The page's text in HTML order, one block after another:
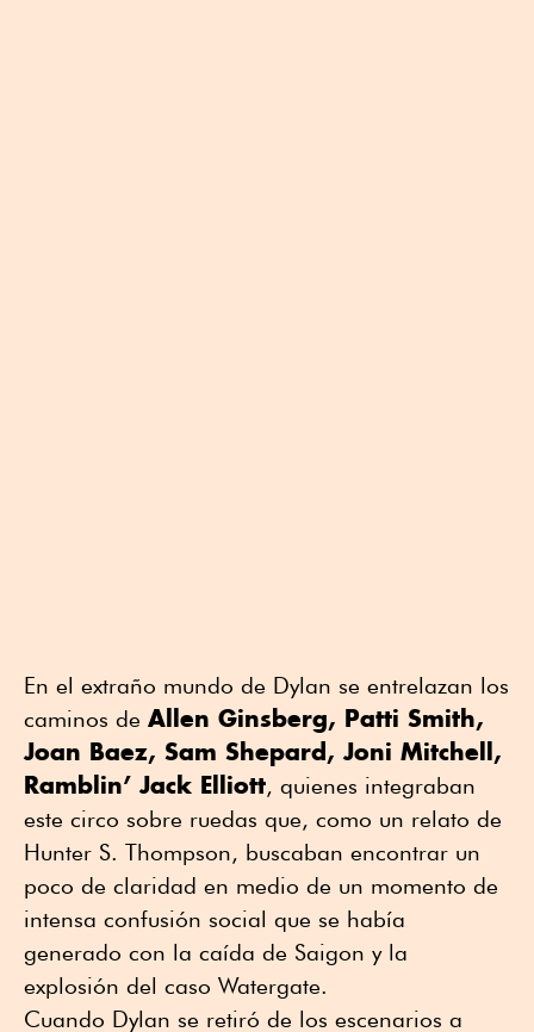
En el extraño mundo de Dylan se entrelazan los
caminos de Allen Ginsberg, Patti Smith,
Joan Baez, Sam Shepard, Joni Mitchell,
Ramblin’ Jack Elliott, quienes integraban
este circo sobre ruedas que, como un relato de
Hunter S. Thompson, buscaban encontrar un
poco de claridad en medio de un momento de
intensa confusión social que se había
generado con la caída de Saigon y la
explosión del caso Watergate.
Cuando Dylan se retiró de los escenarios a